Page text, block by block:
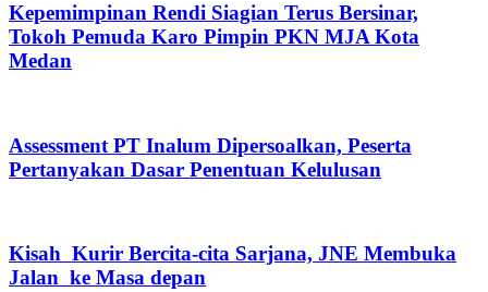
Kepemimpinan Rendi Siagian Terus Bersinar,
Tokoh Pemuda Karo Pimpin PKN MJA Kota
Medan
Assessment PT Inalum Dipersoalkan, Peserta
Pertanyakan Dasar Penentuan Kelulusan
Kisah Kurir Bercita-cita Sarjana, JNE Membuka
Jalan ke Masa depan